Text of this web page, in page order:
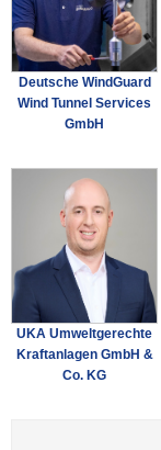
Deutsche WindGuard
Wind Tunnel Services
GmbH
UKA Umweltgerechte
Kraftanlagen GmbH &
Co. KG